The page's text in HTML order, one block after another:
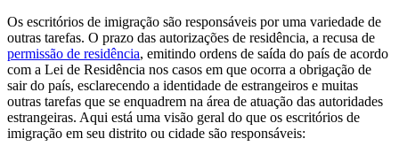
Os escritórios de imigração são responsáveis por uma variedade de
outras tarefas. O prazo das autorizações de residência, a recusa de
permissão de residência, emitindo ordens de saída do país de acordo
com a Lei de Residência nos casos em que ocorra a obrigação de
sair do país, esclarecendo a identidade de estrangeiros e muitas
outras tarefas que se enquadrem na área de atuação das autoridades
estrangeiras. Aqui está uma visão geral do que os escritórios de
imigração em seu distrito ou cidade são responsáveis: